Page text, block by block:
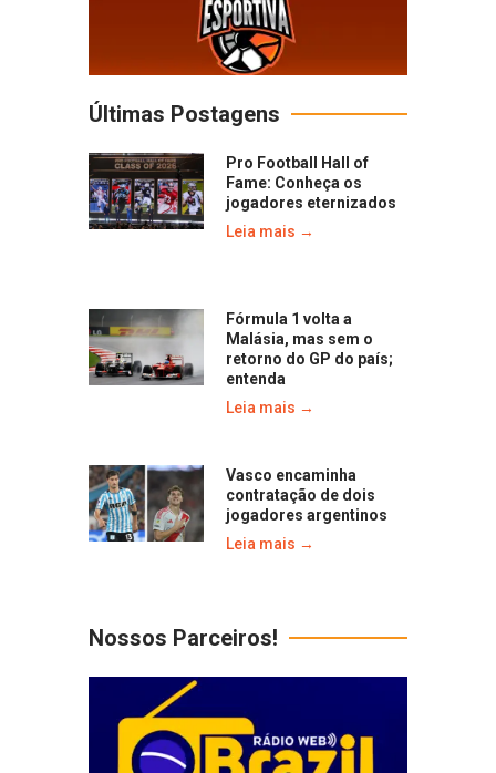
Últimas Postagens
Pro Football Hall of
Fame: Conheça os
jogadores eternizados
Leia mais →
Fórmula 1 volta a
Malásia, mas sem o
retorno do GP do país;
entenda
Leia mais →
Vasco encaminha
contratação de dois
jogadores argentinos
Leia mais →
Nossos Parceiros!